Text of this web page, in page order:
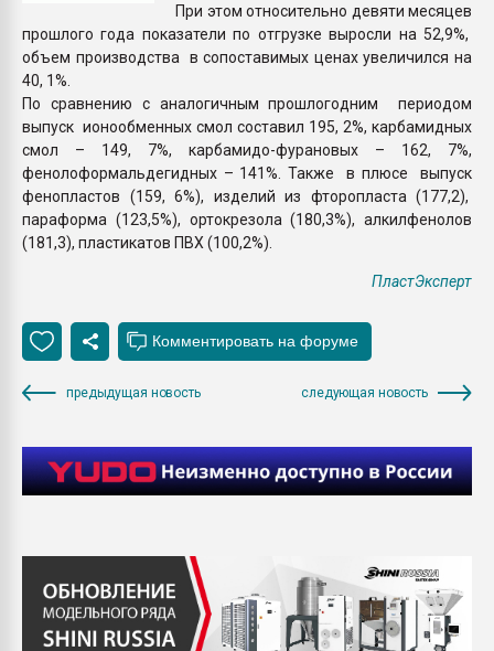
При этом относительно девяти месяцев
прошлого года показатели по отгрузке выросли на 52,9%,
объем производства в сопоставимых ценах увеличился на
40, 1%.
По сравнению с аналогичным прошлогодним периодом
выпуск ионообменных смол составил 195, 2%, карбамидных
смол – 149, 7%, карбамидо-фурановых – 162, 7%,
фенолоформальдегидных – 141%. Также в плюсе выпуск
фенопластов (159, 6%), изделий из фторопласта (177,2),
параформа (123,5%), ортокрезола (180,3%), алкилфенолов
(181,3), пластикатов ПВХ (100,2%).
ПластЭксперт
предыдущая новость следующая новость